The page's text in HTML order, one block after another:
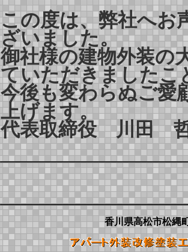
この度は、弊社へお
ざいました。
御社様の建物外装の
ていただきましたこ
今後も変わらぬご愛
上げます。
代表取締役 川田
香川県高松市松縄